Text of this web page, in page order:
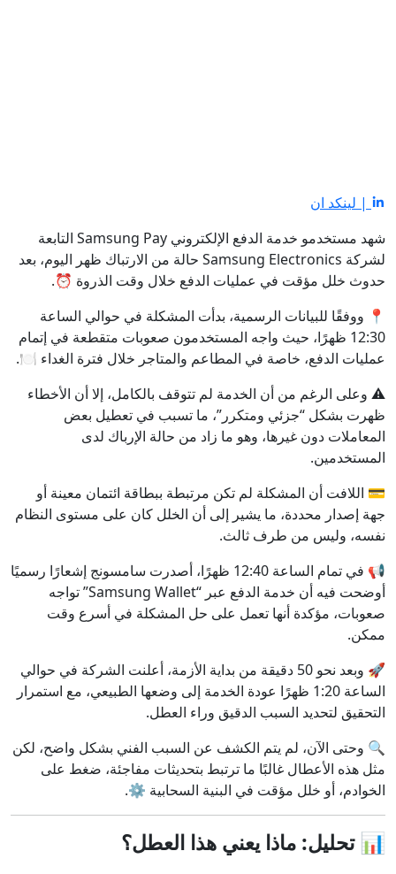
| لينكد ان
شهد مستخدمو خدمة الدفع الإلكتروني Samsung Pay التابعة
لشركة Samsung Electronics حالة من الارتباك ظهر اليوم، بعد
حدوث خلل مؤقت في عمليات الدفع خلال وقت الذروة ⏰.
📍 ووفقًا للبيانات الرسمية، بدأت المشكلة في حوالي الساعة
12:30 ظهرًا، حيث واجه المستخدمون صعوبات متقطعة في إتمام
عمليات الدفع، خاصة في المطاعم والمتاجر خلال فترة الغداء 🍽️.
⚠️ وعلى الرغم من أن الخدمة لم تتوقف بالكامل، إلا أن الأخطاء
ظهرت بشكل “جزئي ومتكرر”، ما تسبب في تعطيل بعض
المعاملات دون غيرها، وهو ما زاد من حالة الإرباك لدى
المستخدمين.
💳 اللافت أن المشكلة لم تكن مرتبطة ببطاقة ائتمان معينة أو
جهة إصدار محددة، ما يشير إلى أن الخلل كان على مستوى النظام
نفسه، وليس من طرف ثالث.
📢 في تمام الساعة 12:40 ظهرًا، أصدرت سامسونج إشعارًا رسميًا
أوضحت فيه أن خدمة الدفع عبر “Samsung Wallet” تواجه
صعوبات، مؤكدة أنها تعمل على حل المشكلة في أسرع وقت
ممكن.
🚀 وبعد نحو 50 دقيقة من بداية الأزمة، أعلنت الشركة في حوالي
الساعة 1:20 ظهرًا عودة الخدمة إلى وضعها الطبيعي، مع استمرار
التحقيق لتحديد السبب الدقيق وراء العطل.
🔍 وحتى الآن، لم يتم الكشف عن السبب الفني بشكل واضح، لكن
مثل هذه الأعطال غالبًا ما ترتبط بتحديثات مفاجئة، ضغط على
الخوادم، أو خلل مؤقت في البنية السحابية ⚙️.
📊تحليل: ماذا يعني هذا العطل؟